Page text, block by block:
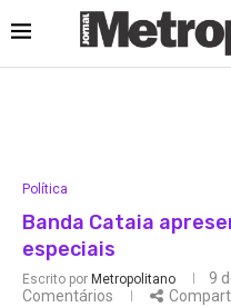
Política
Banda Cataia
especiais
Escrito por Metropolitano 9
Comentários